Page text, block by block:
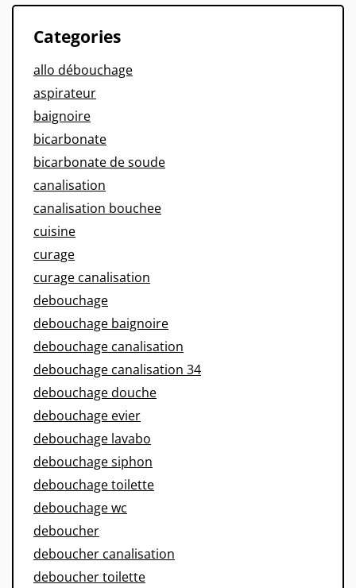
Categories
allo débouchage
aspirateur
baignoire
bicarbonate
bicarbonate de soude
canalisation
canalisation bouchee
cuisine
curage
curage canalisation
debouchage
debouchage baignoire
debouchage canalisation
debouchage canalisation 34
debouchage douche
debouchage evier
debouchage lavabo
debouchage siphon
debouchage toilette
debouchage wc
deboucher
deboucher canalisation
deboucher toilette